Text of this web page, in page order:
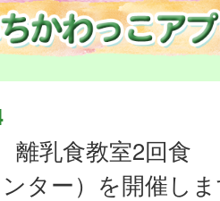
乳食教室2回食
ンター）を開催し